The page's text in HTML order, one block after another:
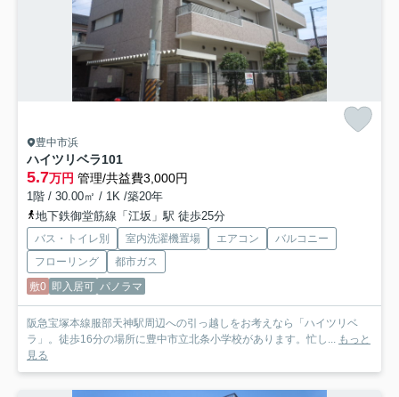
豊中市浜
ハイツリベラ101
5.7万円 管理/共益費3,000円
1階 / 30.00㎡ / 1K /築20年
地下鉄御堂筋線「江坂」駅 徒歩25分
バス・トイレ別 室内洗濯機置場 エアコン
バルコニー
フローリング
都市ガス
敷0 即入居可 パノラマ
阪急宝塚本線服部天神駅周辺への引っ越しをお考えなら「ハイツリベ
ラ」。徒歩16分の場所に豊中市立北条小学校があります。忙し... もっと
見る